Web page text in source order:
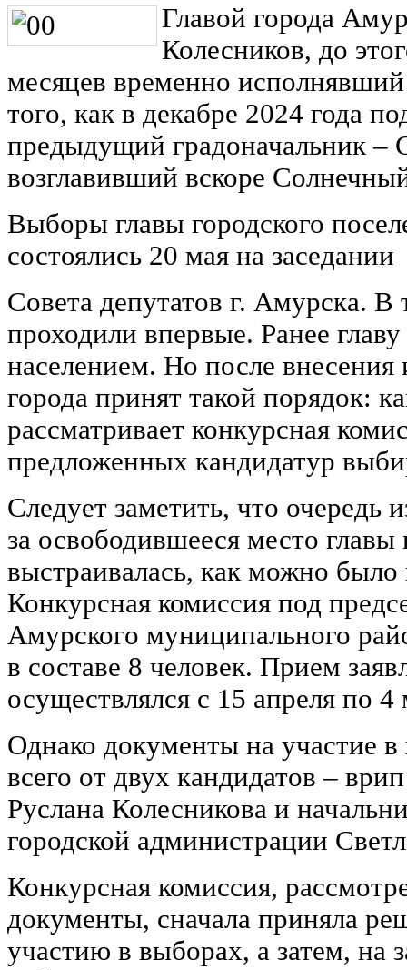
Главой города
Колесников, до
месяцев временно
того, как в декабре 2024 года
предыдущий градоначальник –
возглавивший вскоре
Выборы главы городского
состоялись 20 мая на заседании
Совета депутатов г. Амурска. В
проходили впервые. Ранее
населением. Но после внесения
города принят такой порядок:
рассматривает конкурсная
предложенных кандидатур
Следует заметить, что очередь
за освободившееся место главы
выстраивалась, как можно
Конкурсная комиссия под
Амурского муниципального
в составе 8 человек. Прием
осуществлялся с 15 апреля по 4
Однако документы на участие
всего от двух кандидатов ‒
Руслана Колесникова и
городской администрации
Конкурсная комиссия,
документы, сначала приняла
участию в выборах, а затем, на